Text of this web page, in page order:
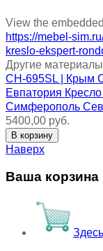
View the
https://mebel-
kreslo-ekspert-
Другие материалы
CH-695SL | Крым
Евпатория
Симферополь
5400,00 руб.
Наверх
Ваша корзина